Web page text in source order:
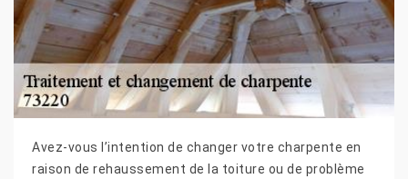
Avez-vous l’intention de changer votre charpente en
raison de rehaussement de la toiture ou de problème